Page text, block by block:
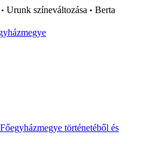
• Urunk színeváltozása • Berta
történetéből és